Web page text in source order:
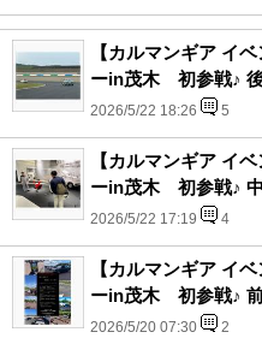
【カルマンギア イ
ーin茂木 初参戦♪
2026/5/22 18:26 5
【カルマンギア イ
ーin茂木 初参戦♪
2026/5/22 17:19 4
【カルマンギア イ
ーin茂木 初参戦♪
2026/5/20 07:30 2